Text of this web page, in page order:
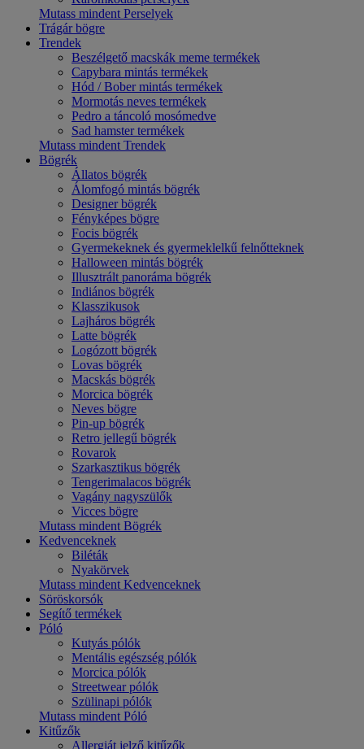
Mutass mindent Perselyek
Trágár bögre
Trendek
Beszélgető macskák meme termékek
Capybara mintás termékek
Hód / Bober mintás termékek
Mormotás neves termékek
Pedro a táncoló mosómedve
Sad hamster termékek
Mutass mindent Trendek
Bögrék
Állatos bögrék
Álomfogó mintás bögrék
Designer bögrék
Fényképes bögre
Focis bögrék
Gyermekeknek és gyermeklelkű felnőtteknek
Halloween mintás bögrék
Illusztrált panoráma bögrék
Indiános bögrék
Klasszikusok
Lajháros bögrék
Latte bögrék
Logózott bögrék
Lovas bögrék
Macskás bögrék
Morcica bögrék
Neves bögre
Pin-up bögrék
Retro jellegű bögrék
Rovarok
Szarkasztikus bögrék
Tengerimalacos bögrék
Vagány nagyszülők
Vicces bögre
Mutass mindent Bögrék
Kedvenceknek
Biléták
Nyakörvek
Mutass mindent Kedvenceknek
Söröskorsók
Segítő termékek
Póló
Kutyás pólók
Mentális egészség pólók
Morcica pólók
Streetwear pólók
Szülinapi pólók
Mutass mindent Póló
Kitűzők
Allergiát jelző kitűzők